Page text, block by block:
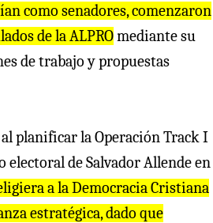
como senadores, comenzaron
de la ALPROmediante su
de trabajo y propuestas
planificar la Operación Track I
de Salvador Allende en
ra a la Democracia Cristiana
estratégica, dado que